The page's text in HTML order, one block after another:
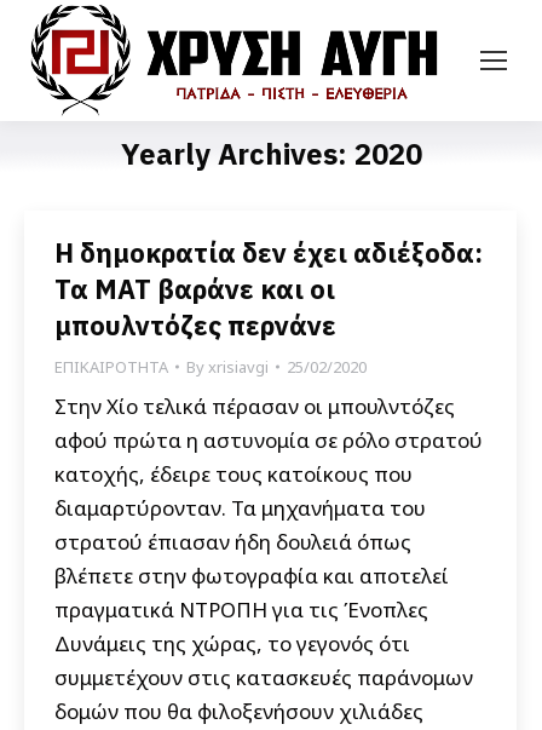
Yearly Archives: 2020
Η δημοκρατία δεν έχει αδιέξοδα:
Τα ΜΑΤ βαράνε και οι
μπουλντόζες περνάνε
ΕΠΙΚΑΙΡΟΤΗΤΑ Byxrisiavgi 25/02/2020
Στην Χίο τελικά πέρασαν οι μπουλντόζες
αφού πρώτα η αστυνομία σε ρόλο στρατού
κατοχής, έδειρε τους κατοίκους που
διαμαρτύρονταν. Τα μηχανήματα του
στρατού έπιασαν ήδη δουλειά όπως
βλέπετε στην φωτογραφία και αποτελεί
πραγματικά ΝΤΡΟΠΗ για τις Ένοπλες
Δυνάμεις της χώρας, το γεγονός ότι
συμμετέχουν στις κατασκευές παράνομων
δομών που θα φιλοξενήσουν χιλιάδες